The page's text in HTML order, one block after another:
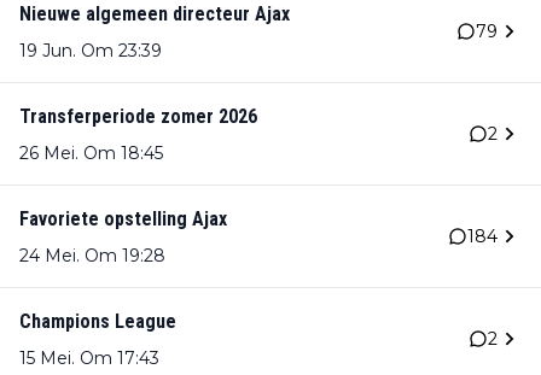
Nieuwe algemeen directeur Ajax
19 Jun. Om 23:39
79
Transferperiode zomer 2026
26 Mei. Om 18:45
2
Favoriete opstelling Ajax
24 Mei. Om 19:28
184
Champions League
15 Mei. Om 17:43
2